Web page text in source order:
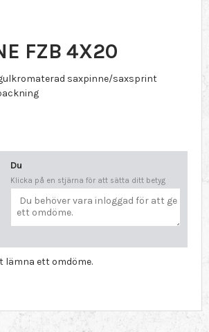
FZB 4X20
saxpinne/saxsprint
Du
Klicka på en stjärna för att sätta ditt betyg
lämna ett omdöme.